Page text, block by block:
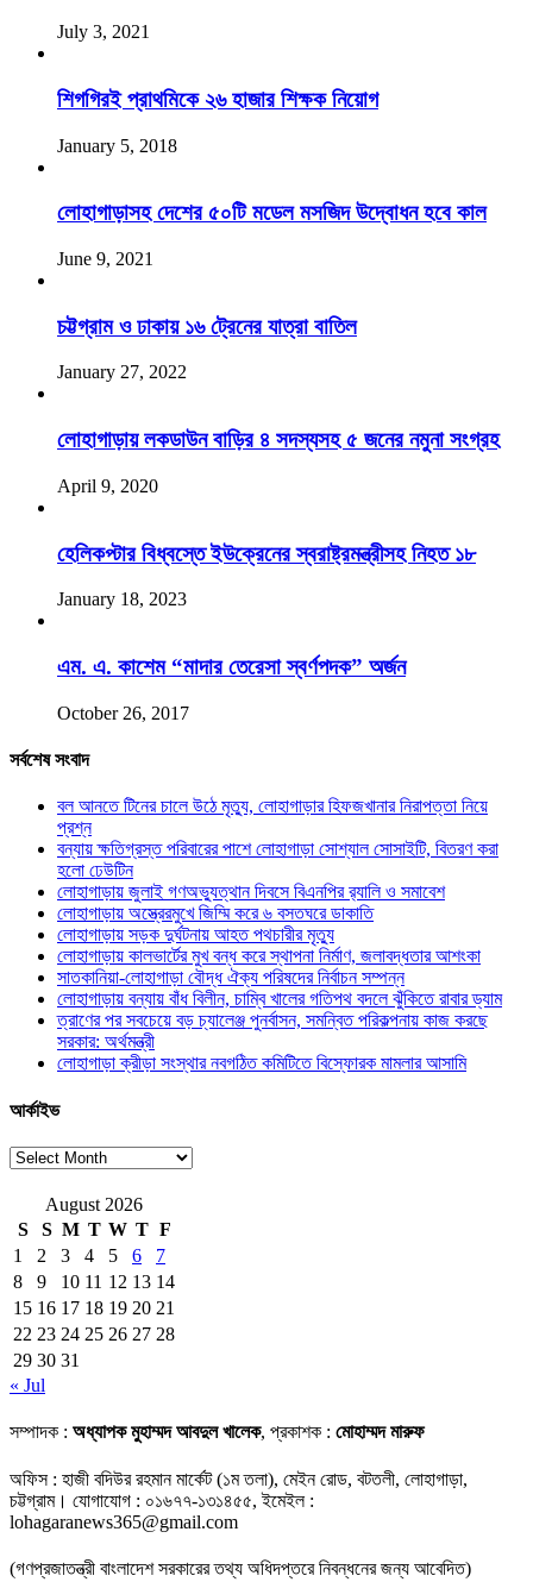
July 3, 2021
শিগগিরই প্রাথমিকে ২৬ হাজার শিক্ষক নিয়োগ
January 5, 2018
লোহাগাড়াসহ দেশের ৫০টি মডেল মসজিদ উদ্বোধন হবে কাল
June 9, 2021
চট্টগ্রাম ও ঢাকায় ১৬ ট্রেনের যাত্রা বাতিল
January 27, 2022
লোহাগাড়ায় লকডাউন বাড়ির ৪ সদস্যসহ ৫ জনের নমুনা সংগ্রহ
April 9, 2020
হেলিকপ্টার বিধ্বস্তে ইউক্রেনের স্বরাষ্ট্রমন্ত্রীসহ নিহত ১৮
January 18, 2023
এম. এ. কাশেম “মাদার তেরেসা স্বর্ণপদক” অর্জন
October 26, 2017
সর্বশেষ সংবাদ
বল আনতে টিনের চালে উঠে মৃত্যু, লোহাগাড়ার হিফজখানার নিরাপত্তা নিয়ে
প্রশ্ন
বন্যায় ক্ষতিগ্রস্ত পরিবারের পাশে লোহাগাড়া সোশ্যাল সোসাইটি, বিতরণ করা
হলো ঢেউটিন
লোহাগাড়ায় জুলাই গণঅভ্যুত্থান দিবসে বিএনপির র‌্যালি ও সমাবেশ
লোহাগাড়ায় অস্ত্রেরমুখে জিম্মি করে ৬ বসতঘরে ডাকাতি
লোহাগাড়ায় সড়ক দুর্ঘটনায় আহত পথচারীর মৃত্যু
লোহাগাড়ায় কালভার্টের মুখ বন্ধ করে স্থাপনা নির্মাণ, জলাবদ্ধতার আশংকা
সাতকানিয়া-লোহাগাড়া বৌদ্ধ ঐক্য পরিষদের নির্বাচন সম্পন্ন
লোহাগাড়ায় বন্যায় বাঁধ বিলীন, চাম্বি খালের গতিপথ বদলে ঝুঁকিতে রাবার ড্যাম
ত্রাণের পর সবচেয়ে বড় চ্যালেঞ্জ পুনর্বাসন, সমন্বিত পরিকল্পনায় কাজ করছে
সরকার: অর্থমন্ত্রী
লোহাগাড়া ক্রীড়া সংস্থার নবগঠিত কমিটিতে বিস্ফোরক মামলার আসামি
আর্কাইভ
আর্কাইভ
August 2026
S
S M T W T F
1
2 3 4 5 6
7
8
9 10 11 12 13 14
15 16 17 18 19 20 21
22 23 24 25 26 27 28
29 30 31
« Jul
সম্পাদক : অধ্যাপক মুহাম্মদ আবদুল খালেক, প্রকাশক : মোহাম্মদ মারুফ
অফিস : হাজী বদিউর রহমান মার্কেট (১ম তলা), মেইন রোড, বটতলী, লোহাগাড়া,
চট্টগ্রাম। যোগাযোগ : ০১৬৭৭-১৩১৪৫৫, ইমেইল :
lohagaranews365@gmail.com
(গণপ্রজাতন্ত্রী বাংলাদেশ সরকারের তথ্য অধিদপ্তরে নিবন্ধনের জন্য আবেদিত)